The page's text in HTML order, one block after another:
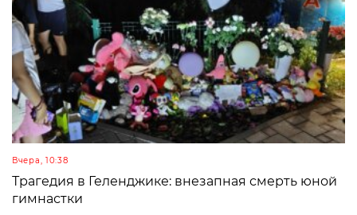
Вчера, 10:38
Трагедия в Геленджике: внезапная смерть юной
гимнастки